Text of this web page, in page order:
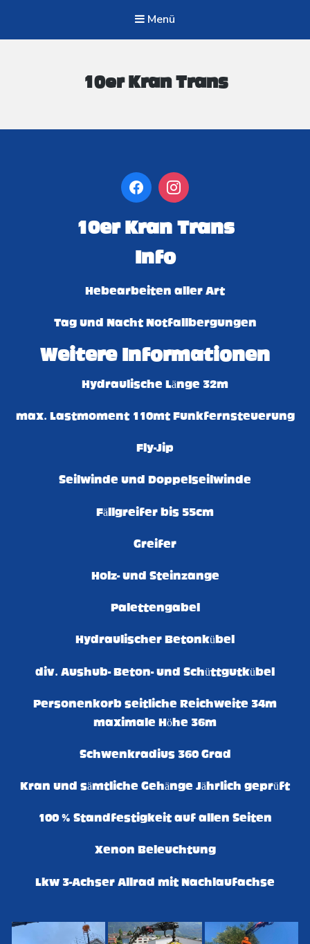
Menü
10er Kran Trans
10er Kran Trans
Info
Hebearbeiten aller Art
Tag und Nacht Notfallbergungen
Weitere Informationen
Hydraulische Länge 32m
max. Lastmoment 110mt Funkfernsteuerung
Fly-Jip
Seilwinde und Doppelseilwinde
Fällgreifer bis 55cm
Greifer
Holz- und Steinzange
Palettengabel
Hydraulischer Betonkübel
div. Aushub- Beton- und Schüttgutkübel
Personenkorb seitliche Reichweite 34m
maximale Höhe 36m
Schwenkradius 360 Grad
Kran und sämtliche Gehänge Jährlich geprüft
100 % Standfestigkeit auf allen Seiten
Xenon Beleuchtung
Lkw 3-Achser Allrad mit Nachlaufachse